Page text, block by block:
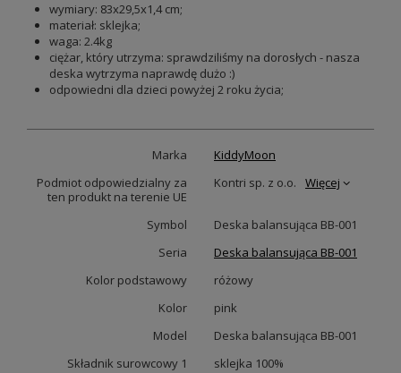
wymiary: 83x29,5x1,4 cm;
materiał: sklejka;
waga: 2.4kg
ciężar, który utrzyma: sprawdziliśmy na dorosłych - nasza
deska wytrzyma naprawdę dużo :)
odpowiedni dla dzieci powyżej 2 roku życia;
Marka
KiddyMoon
Podmiot odpowiedzialny za
ten produkt na terenie UE
Kontri sp. z o.o. Więcej
Symbol
Deska balansująca BB-001
Seria
Deska balansująca BB-001
Kolor podstawowy
różowy
Kolor
pink
Model
Deska balansująca BB-001
Składnik surowcowy 1
sklejka 100%